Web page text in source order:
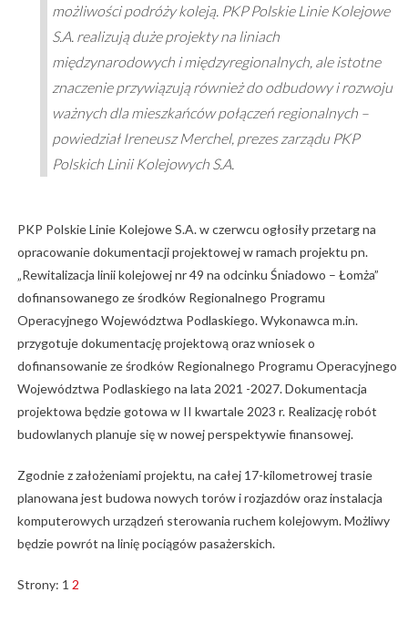
możliwości podróży koleją. PKP Polskie Linie Kolejowe
S.A. realizują duże projekty na liniach
międzynarodowych i międzyregionalnych, ale istotne
znaczenie przywiązują również do odbudowy i rozwoju
ważnych dla mieszkańców połączeń regionalnych–
powiedział Ireneusz Merchel, prezes zarządu PKP
Polskich Linii Kolejowych S.A.
PKP Polskie Linie Kolejowe S.A. w czerwcu ogłosiły przetarg na
opracowanie dokumentacji projektowej w ramach projektu pn.
„Rewitalizacja linii kolejowej nr 49 na odcinku Śniadowo – Łomża”
dofinansowanego ze środków Regionalnego Programu
Operacyjnego Województwa Podlaskiego. Wykonawca m.in.
przygotuje dokumentację projektową oraz wniosek o
dofinansowanie ze środków Regionalnego Programu Operacyjnego
Województwa Podlaskiego na lata 2021 -2027. Dokumentacja
projektowa będzie gotowa w II kwartale 2023 r. Realizację robót
budowlanych planuje się w nowej perspektywie finansowej.
Zgodnie z założeniami projektu, na całej 17-kilometrowej trasie
planowana jest budowa nowych torów i rozjazdów oraz instalacja
komputerowych urządzeń sterowania ruchem kolejowym. Możliwy
będzie powrót na linię pociągów pasażerskich.
Strony: 1 2